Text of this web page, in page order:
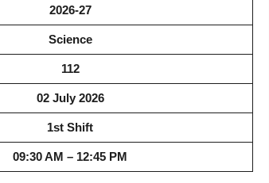
2026-27
Science
112
02 July 2026
1st Shift
09:30 AM – 12:45 PM